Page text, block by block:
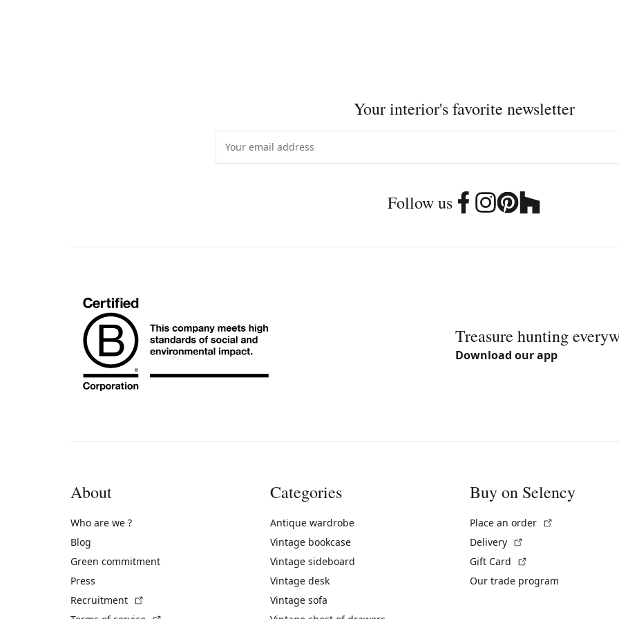
Your interior's favorite newsletter
Follow us
Treasure hunting
Download our app
About
Who are we ?
Blog
Green commitment
Press
Recruitment
Categories
Antique wardrobe
Vintage bookcase
Vintage sideboard
Vintage desk
Vintage sofa
Buy on Selency
Place an order
Delivery
Gift Card
Our trade program